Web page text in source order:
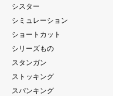
シスター
シミュレーション
ショートカット
シリーズもの
スタンガン
ストッキング
スパンキング